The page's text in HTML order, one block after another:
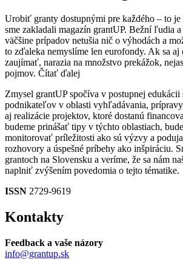
Urobiť granty dostupnými pre každého – to je
sme zakladali magazín grantUP. Bežní ľudia
väčšine prípadov netušia nič o výhodách a
to zďaleka nemyslíme len eurofondy. Ak sa aj
zaujímať, narazia na množstvo prekážok,
pojmov. Čítať ďalej
Zmysel grantUP spočíva v postupnej edukácii
podnikateľov v oblasti vyhľadávania,
aj realizácie projektov, ktoré dostanú
budeme prinášať tipy v týchto oblastiach,
monitorovať príležitosti ako sú výzvy a
rozhovory a úspešné príbehy ako inšpiráciu.
grantoch na Slovensku a veríme, že sa nám
naplniť zvýšením povedomia o tejto tématike.
ISSN 2729-9619
Kontakty
Feedback a vaše názory
info@grantup.sk